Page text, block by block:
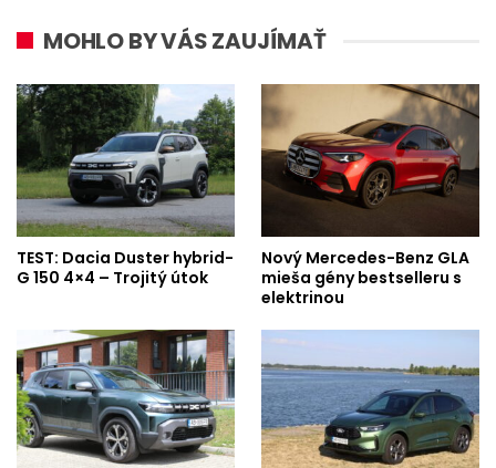
MOHLO BY VÁS ZAUJÍMAŤ
TEST: Dacia Duster hybrid-
G 150 4×4 – Trojitý útok
Nový Mercedes-Benz GLA
mieša gény bestselleru s
elektrinou